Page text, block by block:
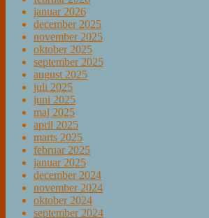
januar 2026
december 2025
november 2025
oktober 2025
september 2025
august 2025
juli 2025
juni 2025
maj 2025
april 2025
marts 2025
februar 2025
januar 2025
december 2024
november 2024
oktober 2024
september 2024